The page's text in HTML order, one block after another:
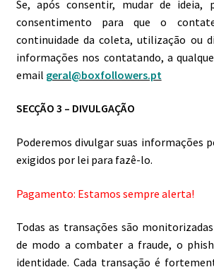
Se, após consentir, mudar de ideia,
consentimento para que o
continuidade da coleta, utilização ou
informações nos contatando, a
email geral@boxfollowers.pt
SECÇÃO 3 – DIVULGAÇÃO
Poderemos divulgar suas informações
exigidos por lei para fazê-lo.
Pagamento: Estamos sempre alerta!
Todas as transações são
de modo a combater a fraude, o
identidade. Cada transação é